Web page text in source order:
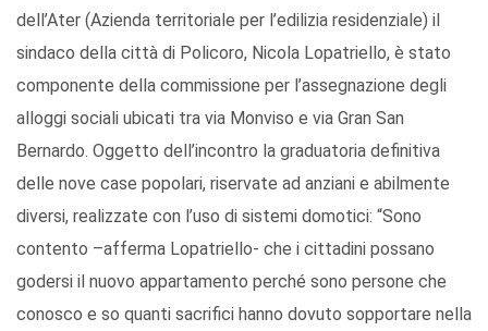
dell’Ater (Azienda territoriale per l’edilizia residenziale) il
sindaco della città di Policoro, Nicola Lopatriello, è stato
componente della commissione per l’assegnazione degli
alloggi sociali ubicati tra via Monviso e via Gran San
Bernardo. Oggetto dell’incontro la graduatoria definitiva
delle nove case popolari, riservate ad anziani e abilmente
diversi, realizzate con l’uso di sistemi domotici: “Sono
contento –afferma Lopatriello- che i cittadini possano
godersi il nuovo appartamento perché sono persone che
conosco e so quanti sacrifici hanno dovuto sopportare nella